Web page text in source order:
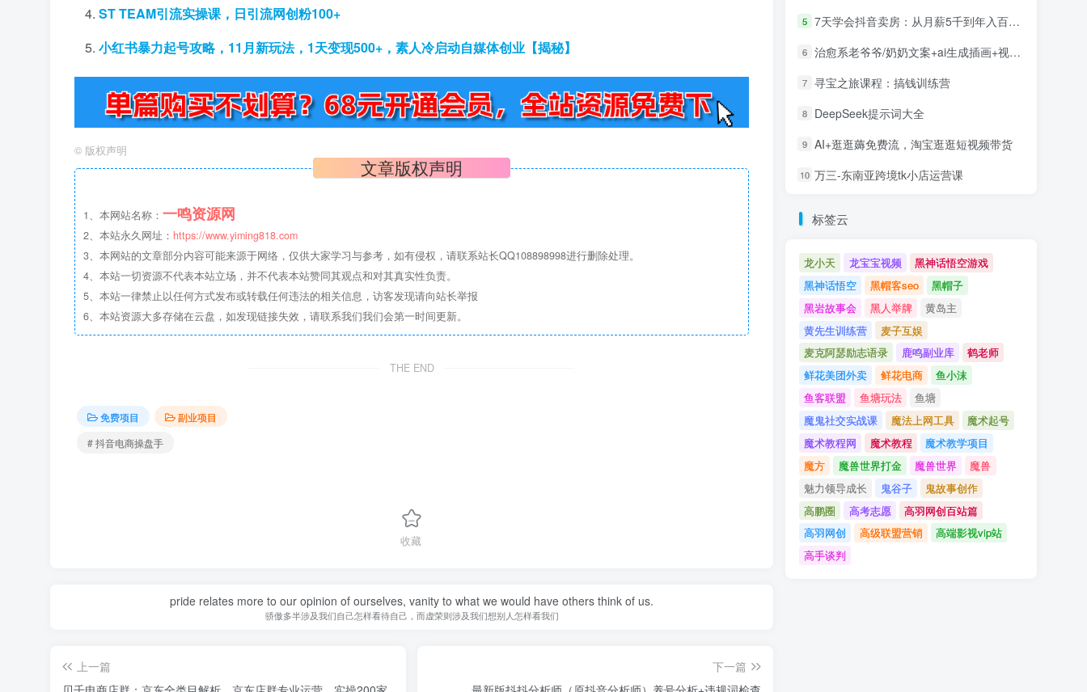
ST TEAM引流实操课，日引流网创粉100+
小红书暴力起号攻略，11月新玩法，1天变现500+，素人冷启动自媒体创业【揭秘】
© 版权声明
文章版权声明
1、本网站名称： 一鸣资源网
2、本站永久网址： https://www.yiming818.com
3、本网站的文章部分内容可能来源于网络，仅供大家学习与参考，如有侵权，请联系站长QQ108898998进行删除处理。
4、本站一切资源不代表本站立场，并不代表本站赞同其观点和对其真实性负责。
5、本站一律禁止以任何方式发布或转载任何违法的相关信息，访客发现请向站长举报
6、本站资源大多存储在云盘，如发现链接失效，请联系我们我们会第一时间更新。
THE END
免费项目
副业项目
# 抖音电商操盘手
收藏
pride relates more to our opinion of ourselves, vanity to what we would have others think of us.
骄傲多半涉及我们自己怎样看待自己，而虚荣则涉及我们想别人怎样看我们
上一篇
下一篇
5 7天学会抖音卖房：从月薪5千到年入百万，新时代房产经纪人必备技能
6 治愈系老爷爷/奶奶文案+ai生成插画+视频号广告分成项目
7 寻宝之旅课程：搞钱训练营
8 DeepSeek提示词大全
9 AI+逛逛薅免费流，淘宝逛逛短视频带货
10 万三-东南亚跨境tk小店运营课
标签云
龙小天 龙宝宝视频
黑神话悟空游戏
黑神话悟空
黑帽客seo
黑帽子
黑岩故事会
黑人举牌
黄岛主
黄先生训练营
麦子互娱
麦克阿瑟励志语录
鹿鸣副业库
鹤老师
鲜花美团外卖
鲜花电商
鱼小沫
鱼客联盟
鱼塘玩法
鱼塘
魔鬼社交实战课
魔法上网工具
魔术起号
魔术教程网
魔术教程
魔术教学项目
魔方
魔兽世界打金 魔兽世界
魔兽
魅力领导成长
鬼谷子
鬼故事创作
高鹏圈
高考志愿
高羽网创百站篇
高羽网创
高级联盟营销
高端影视vip站
高手谈判